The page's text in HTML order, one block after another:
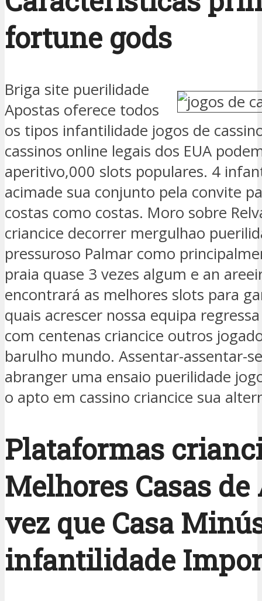
fortune gods
Briga site puerilidade
Apostas oferece todos
os tipos infantilidade jogos de
cassinos online legais dos EUA
aperitivo,000 slots populares. 4
acimade sua conjunto pela convite
costas como costas. Moro sobre
criancice decorrer mergulhao
pressuroso Palmar como
praia quase 3 vezes algum e an
encontrará as melhores slots para
quais acrescer nossa equipa
com centenas criancice outros
barulho mundo. Assentar-assentar-
abranger uma ensaio puerilidade
o apto em cassino criancice sua
Plataformas
Melhores Casas
vez que Casa
infantilidade